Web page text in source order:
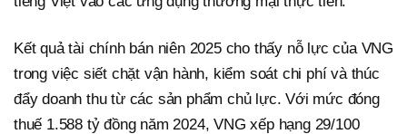
Kết quả tài chính bán niên 2025 cho thấy nỗ lực của VNG
trong việc siết chặt vận hành, kiểm soát chi phí và thúc
đẩy doanh thu từ các sản phẩm chủ lực. Với mức đóng
thuế 1.588 tỷ đồng năm 2024, VNG xếp hạng 29/100